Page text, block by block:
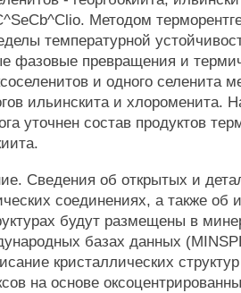
Методом
температурной
фазовые превращения и
и одного селенита
ильинскита и хлороменита.
уточнен состав продуктов
Сведения об открытых и
соединениях, а также об
будут размещены в
базах данных
кристаллических
на основе